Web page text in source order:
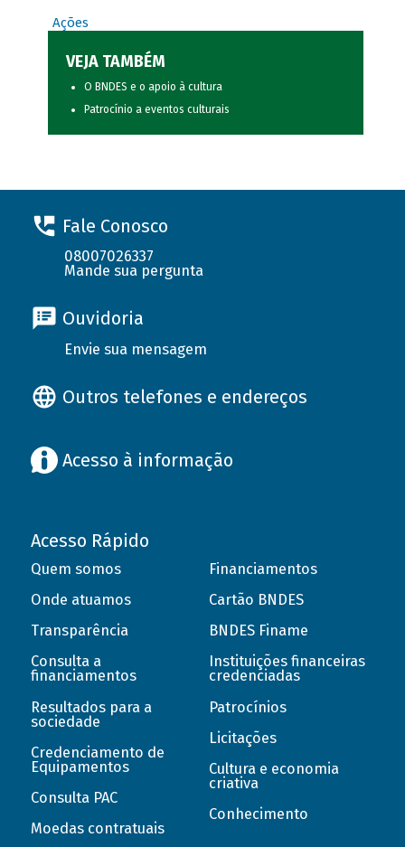
Ações
VEJA TAMBÉM
O BNDES e o apoio à cultura
Patrocínio a eventos culturais
Fale Conosco
08007026337
Mande sua pergunta
Ouvidoria
Envie sua mensagem
Outros telefones e endereços
Acesso à informação
Acesso Rápido
Quem somos
Onde atuamos
Transparência
Consulta a
financiamentos
Resultados para a
sociedade
Credenciamento de
Equipamentos
Consulta PAC
Moedas contratuais
Financiamentos
Cartão BNDES
BNDES Finame
Instituições financeiras
credenciadas
Patrocínios
Licitações
Cultura e economia
criativa
Conhecimento